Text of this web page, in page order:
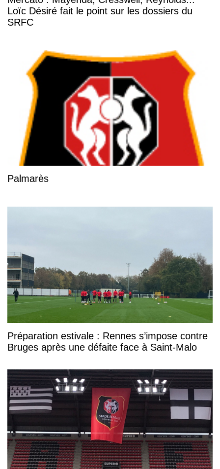
Loïc Désiré fait le point sur les dossiers du
SRFC
Palmarès
Préparation estivale : Rennes s’impose contre
Bruges après une défaite face à Saint-Malo